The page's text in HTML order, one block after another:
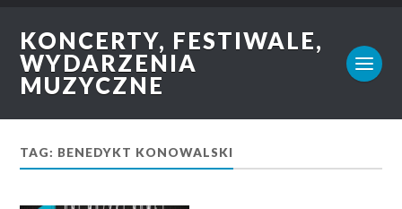
KONCERTY, FESTIWALE,
WYDARZENIA
MUZYCZNE
TAG: BENEDYKT KONOWALSKI